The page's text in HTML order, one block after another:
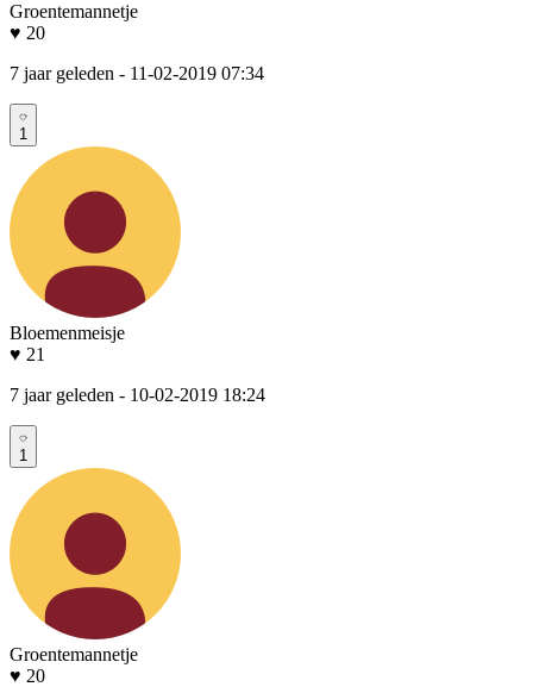
Groentemannetje
♥ 20
7 jaar geleden - 11-02-2019 07:34
1
Bloemenmeisje
♥ 21
7 jaar geleden - 10-02-2019 18:24
1
Groentemannetje
♥ 20